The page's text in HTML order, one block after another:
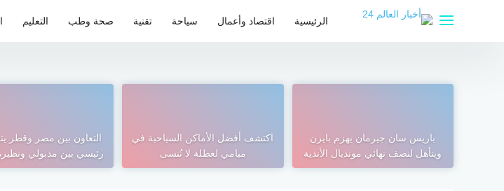
الرئيسية اقتصاد وأعمال سياحة تقنية صحة وطب التعليم
باريس سان جيرمان يهزم بايرن
ويتأهل لنصف نهائي مونديال الأندية
اكتشف أفضل الأماكن السياحية في
ميامي لعطلة لا تُنسى
التعاون بين مصر وقطر
رئيسي بين مدبولي